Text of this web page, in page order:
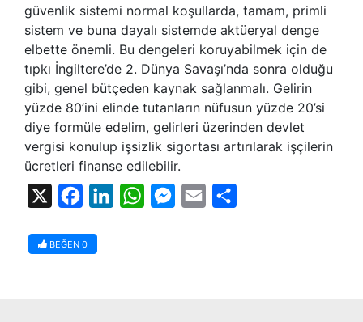
güvenlik sistemi normal koşullarda, tamam, primli
sistem ve buna dayalı sistemde aktüeryal denge
elbette önemli. Bu dengeleri koruyabilmek için de
tıpkı İngiltere’de 2. Dünya Savaşı’nda sonra olduğu
gibi, genel bütçeden kaynak sağlanmalı. Gelirin
yüzde 80’ini elinde tutanların nüfusun yüzde 20’si
diye formüle edelim, gelirleri üzerinden devlet
vergisi konulup işsizlik sigortası artırılarak işçilerin
ücretleri finanse edilebilir.
FacebookLinkedInWhatsAppMessenger
Email
BEĞEN 0